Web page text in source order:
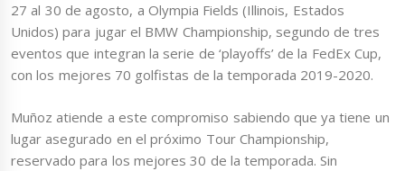
27 al 30 de agosto, a Olympia Fields (Illinois, Estados
Unidos) para jugar el BMW Championship, segundo de tres
eventos que integran la serie de ‘playoffs’ de la FedEx Cup,
con los mejores 70 golfistas de la temporada 2019-2020.
Muñoz atiende a este compromiso sabiendo que ya tiene un
lugar asegurado en el próximo Tour Championship,
reservado para los mejores 30 de la temporada. Sin